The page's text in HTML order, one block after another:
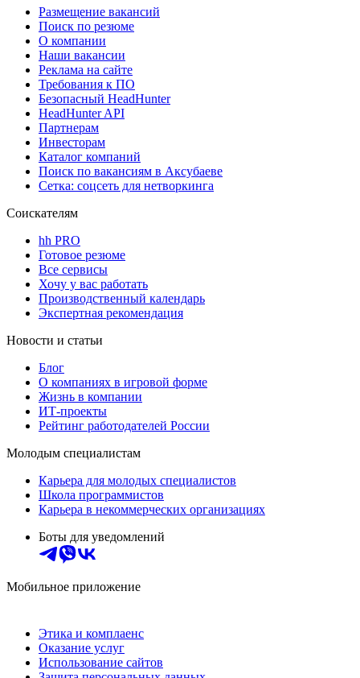
Размещение вакансий
Поиск по резюме
О компании
Наши вакансии
Реклама на сайте
Требования к ПО
Безопасный HeadHunter
HeadHunter API
Партнерам
Инвесторам
Каталог компаний
Поиск по вакансиям в Аксубаеве
Сетка: соцсеть для нетворкинга
Соискателям
hh PRO
Готовое резюме
Все сервисы
Хочу у вас работать
Производственный календарь
Экспертная рекомендация
Новости и статьи
Блог
О компаниях в игровой форме
Жизнь в компании
ИТ-проекты
Рейтинг работодателей России
Молодым специалистам
Карьера для молодых специалистов
Школа программистов
Карьера в некоммерческих организациях
Боты для уведомлений
Мобильное приложение
Этика и комплаенс
Оказание услуг
Использование сайтов